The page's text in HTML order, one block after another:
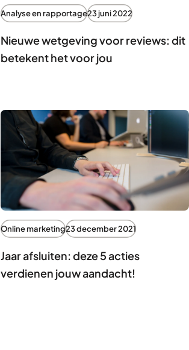
Analyse en rapportage23 juni 2022
Nieuwe wetgeving voor reviews: dit
betekent het voor jou
Online marketing23 december 2021
Jaar afsluiten: deze 5 acties
verdienen jouw aandacht!